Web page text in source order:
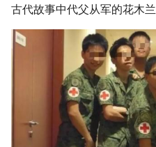
古代故事中代父从军的花木兰